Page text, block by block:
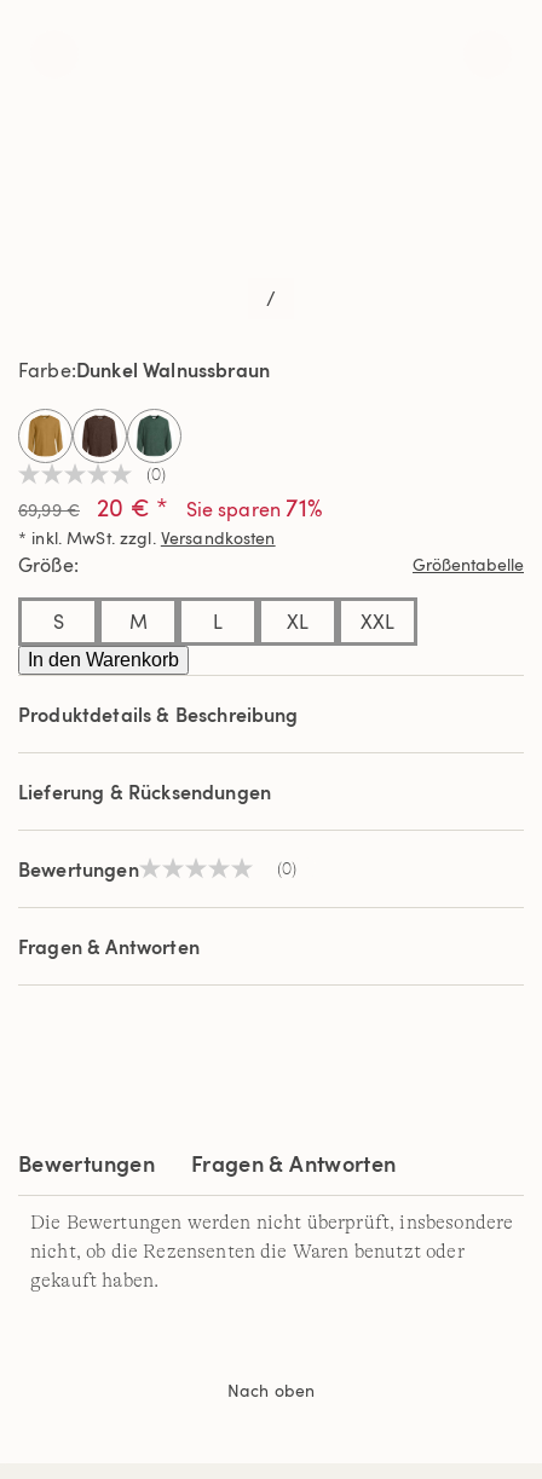
/
Kein
Beurteilungswert
Link
auf
derselben
(0)
69,99 € 20 € * Sie sparen 71%
* inkl. MwSt. zzgl. Versandkosten
Farbe Dunkel Walnussbraun
selected
Größe Größentabelle
S M L XL XXL
In den Warenkorb
Produktdetails & Beschreibung
Lieferung & Rücksendungen
BewertungenKein
Link
derselben
(0)
Fragen & Antworten
Bewertungen Fragen & Antworten
Die Bewertungen werden nicht überprüft, insbesondere
nicht, ob die Rezensenten die Waren benutzt oder
gekauft haben.
Nach oben